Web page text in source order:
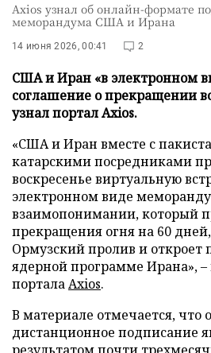
Axios узнал об онлайн-формате
меморандума США и Ирана
14 июня 2026, 00:41 2
США и Иран «в электронном
соглашение о прекращении
узнал портал Axios.
«США и Иран вместе с
катарскими посредниками
воскресенье виртуальную
электронном виде
взаимопонимании, который
прекращения огня на 60
Ормузский пролив и откроет
ядерной программе Ирана», –
порталаAxios.
В материале отмечается, что
дистанционное подписание